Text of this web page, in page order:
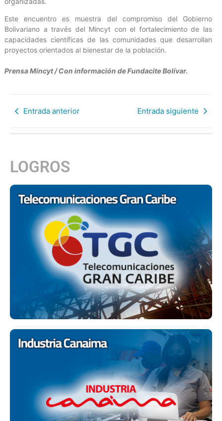
Este encuentro es muestra del compromiso del Gobierno
Bolivariano a través del Mincyt con el fortalecimiento de las
capacidades científicas de las comunidades que desarrollan
proyectos orientados al bienestar de la población.
Prensa Mincyt / Con información de Fundacite Bolívar.
Entrada anterior Entrada siguiente
LOGROS